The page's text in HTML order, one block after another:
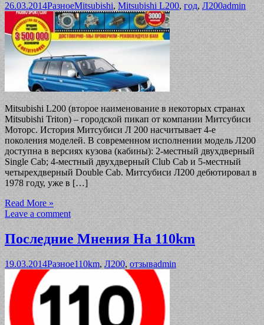
26.03.2014РазноеMitsubishi, Mitsubishi L200,год,Л200admin
Mitsubishi L200 (второе наименование в некоторых странах
Mitsubishi Triton) – городской пикап от компании Митсубиси
Моторс. История Митсубиси Л 200 насчитывает 4-е
поколения моделей. В современном исполнении модель Л200
доступна в версиях кузова (кабины): 2-местный двухдверный
Single Cab; 4-местный двухдверный Club Cab и 5-местный
четырехдверный Double Cab. Митсубиси Л200 дебютировал в
1978 году, уже в […]
Read More »
Leave a comment
Последние Мнения На 110km
19.03.2014Разное110km, Л200, отзывadmin